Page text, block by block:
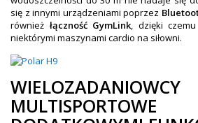
się z innymi urządzeniami poprzez
również łączność GymLink, dzięki
niektórymi maszynami cardio na siłowni.